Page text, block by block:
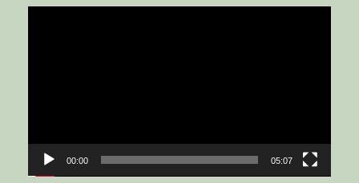
00:00 05:07